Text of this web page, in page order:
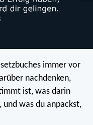
immer vor
nachdenken,
ist, was darin
was du anpackst,